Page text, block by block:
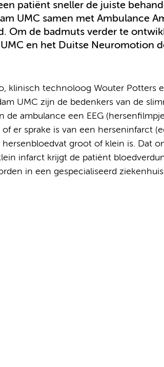
patiënt sneller de juiste
UMC samen met Ambulance
Om de badmuts verder te
en het Duitse Neuromotion
klinisch technoloog Wouter Potters
UMC zijn de bedenkers van de
de ambulance een EEG
er sprake is van een herseninfarct
groot of klein is. Dat
infarct krijgt de patiënt
in een gespecialiseerd